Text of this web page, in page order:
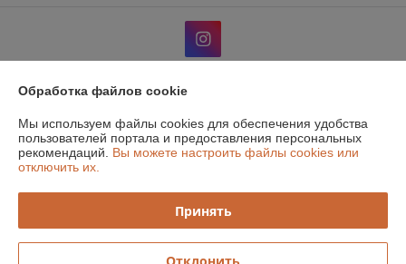
Юридическое лицо:Общество с дополнительной отвественностью
"Атон классик"
220131, г. Минск, 1й Измайловский пер, 51, ком.1
Регистрационный номер ЕГР: 190516319
Регистрационный орган: Мингорисполком
Обработка файлов cookie
Мы используем файлы cookies для обеспечения удобства
пользователей портала и предоставления персональных
рекомендаций. Вы можете настроить файлы cookies или
отключить их.
Принять
Отклонить